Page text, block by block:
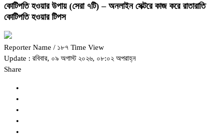
কোটিপতি হওয়ার উপায় (সেরা ৭টি) – অনলাইন সেক্টরে কাজ করে রাতারাতি
কোটিপতি হওয়ার টিপস
Reporter Name / ১৮৭ Time View
Update : রবিবার, ০৯ অগাস্ট ২০২৬, ০৮:০২ অপরাহ্ন
Share